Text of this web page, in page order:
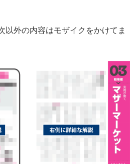
以外の内容はモザイクをかけてま